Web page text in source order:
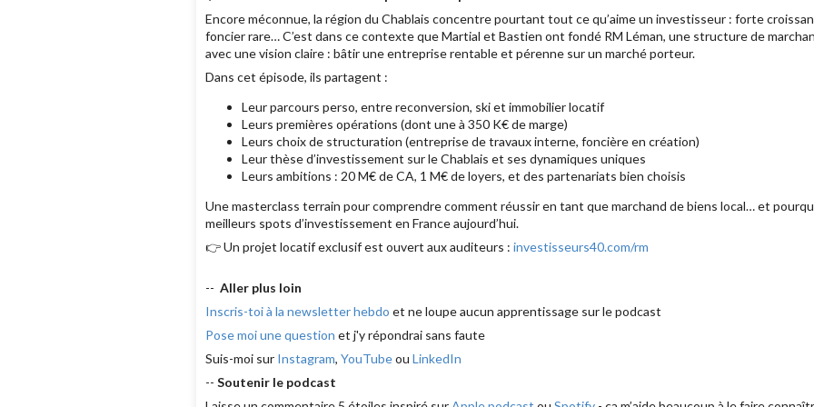
Encore méconnue, la région du Chablais concentre pourtant tout ce qu’aime un investisseur : forte
foncier rare… C’est dans ce contexte que Martial et Bastien ont fondé RM Léman, une structure de
avec une vision claire : bâtir une entreprise rentable et pérenne sur un marché porteur.
Dans cet épisode, ils partagent :
Leur parcours perso, entre reconversion, ski et immobilier locatif
Leurs premières opérations (dont une à 350 K€ de marge)
Leurs choix de structuration (entreprise de travaux interne, foncière en création)
Leur thèse d’investissement sur le Chablais et ses dynamiques uniques
Leurs ambitions : 20 M€ de CA, 1 M€ de loyers, et des partenariats bien choisis
Une masterclass terrain pour comprendre comment réussir en tant que marchand de biens local… et
meilleurs spots d’investissement en France aujourd’hui.
👉 Un projet locatif exclusif est ouvert aux auditeurs : investisseurs40.com/rm
-- Aller plus loin
Inscris-toi à la newsletter hebdo et ne loupe aucun apprentissage sur le podcast
Pose moi une question et j'y répondrai sans faute
Suis-moi sur Instagram, YouTubeou LinkedIn
-- Soutenir le podcast